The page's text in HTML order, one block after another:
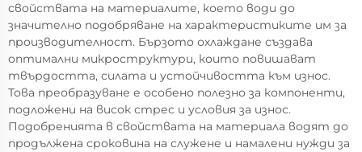
свойствата на материалите, което води до
значително подобряване на характеристиките им за
производителност. Бързото охлаждане създава
оптимални микроструктури, които повишават
твърдостта, силата и устойчивостта към износ.
Това преобразуване е особено полезно за компоненти,
подложени на висок стрес и условия за износ.
Подобренията в свойствата на материала водят до
продължена сроковина на служене и намалени нужди за